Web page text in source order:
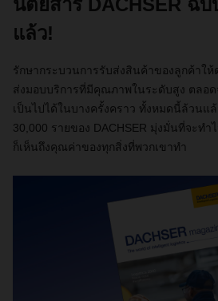
นิตยสาร DACHSER ฉ
แล้ว!
รักษากระบวนการรับส่งสินค้าของลูกค้าให้
ส่งมอบบริการที่มีคุณภาพในระดับสูง ตลอด
เป็นไปได้ในบางครั้งคราว ทั้งหมดนี้ล้วนแ
30,000 รายของ DACHSER มุ่งมั่นที่จะทำ
ก็เห็นถึงคุณค่าของทุกสิ่งที่พวกเขาทำ